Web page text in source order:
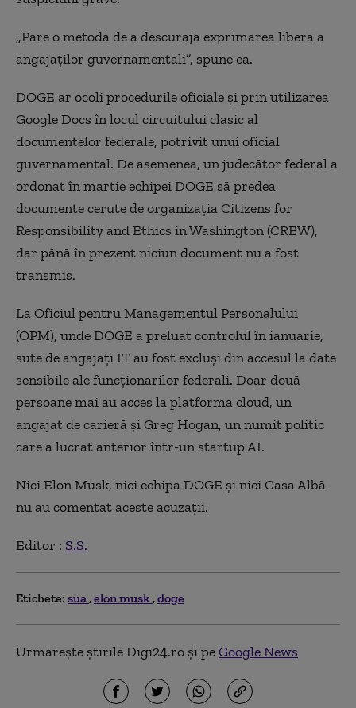
„Pare o metodă de a descuraja exprimarea liberă a
angajaţilor guvernamentali”, spune ea.
DOGE ar ocoli procedurile oficiale şi prin utilizarea
Google Docs în locul circuitului clasic al
documentelor federale, potrivit unui oficial
guvernamental. De asemenea, un judecător federal a
ordonat în martie echipei DOGE să predea
documente cerute de organizaţia Citizens for
Responsibility and Ethics in Washington (CREW),
dar până în prezent niciun document nu a fost
transmis.
La Oficiul pentru Managementul Personalului
(OPM), unde DOGE a preluat controlul în ianuarie,
sute de angajaţi IT au fost excluşi din accesul la date
sensibile ale funcţionarilor federali. Doar două
persoane mai au acces la platforma cloud, un
angajat de carieră şi Greg Hogan, un numit politic
care a lucrat anterior într-un startup AI.
Nici Elon Musk, nici echipa DOGE şi nici Casa Albă
nu au comentat aceste acuzaţii.
Editor : S.S.
Etichete: sua elon musk doge
Urmărește știrile Digi24.ro și peGoogle News